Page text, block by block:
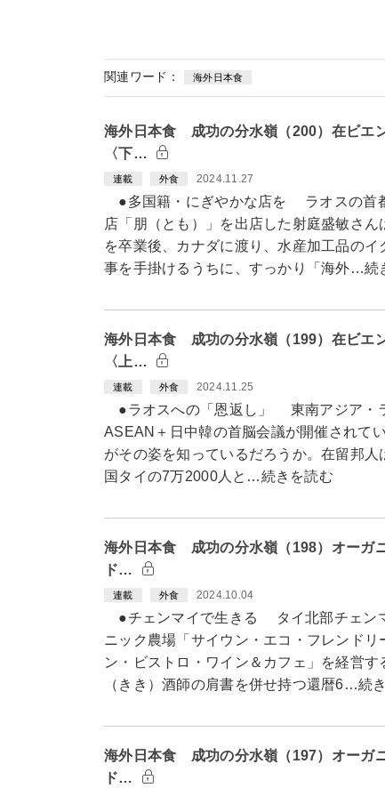
関連ワード： 海外日本食
海外日本食 成功の分水嶺（200）在ビエ
〈下…
連載 外食 2024.11.27
●多国籍・にぎやかな店を ラオスの首
店「朋（とも）」を出店した射庭盛敏さ
を卒業後、カナダに渡り、水産加工品の
事を手掛けるうちに、すっかり「海外…続
海外日本食 成功の分水嶺（199）在ビエ
〈上…
連載 外食 2024.11.25
●ラオスへの「恩返し」 東南アジア・
ASEAN＋日中韓の首脳会議が開催されて
がその姿を知っているだろうか。在留邦
国タイの7万2000人と…続きを読む
海外日本食 成功の分水嶺（198）オーガ
ド…
連載 外食 2024.10.04
●チェンマイで生きる タイ北部チェン
ニック農場「サイウン・エコ・フレンド
ン・ビストロ・ワイン＆カフェ」を経営
（きき）酒師の肩書を併せ持つ還暦6…続
海外日本食 成功の分水嶺（197）オーガ
ド…